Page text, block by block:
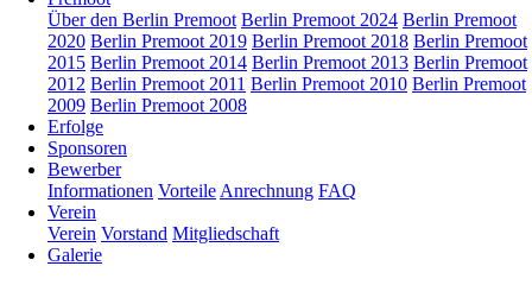
Über den Berlin Premoot Berlin Premoot 2024 Berlin Premoot
2020 Berlin Premoot 2019 Berlin Premoot 2018 Berlin Premoot
2015 Berlin Premoot 2014 Berlin Premoot 2013 Berlin Premoot
2012 Berlin Premoot 2011 Berlin Premoot 2010 Berlin Premoot
2009 Berlin Premoot 2008
Erfolge
Sponsoren
Bewerber
Informationen Vorteile Anrechnung FAQ
Verein
Verein Vorstand Mitgliedschaft
Galerie